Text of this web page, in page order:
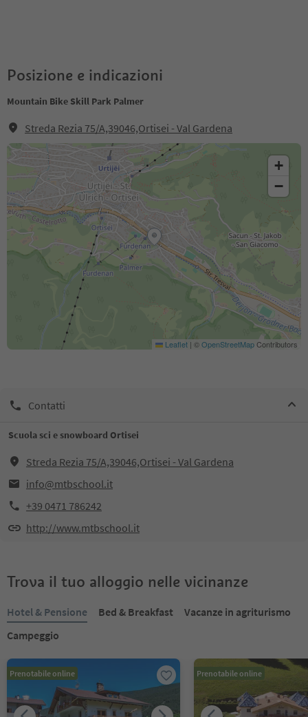
Posizione e indicazioni
Mountain Bike Skill Park Palmer
Streda Rezia 75/A,39046,Ortisei - Val Gardena
+
−
Leaflet | ©OpenStreetMapContributors
Contatti
Scuola sci e snowboard Ortisei
Streda Rezia 75/A,39046,Ortisei - Val Gardena
info@mtbschool.it
+39 0471 786242
http://www.mtbschool.it
Trova il tuo alloggio nelle vicinanze
Hotel & Pensione Bed & Breakfast
Vacanze in agriturismo
Campeggio
Prenotabile online Prenotabile online